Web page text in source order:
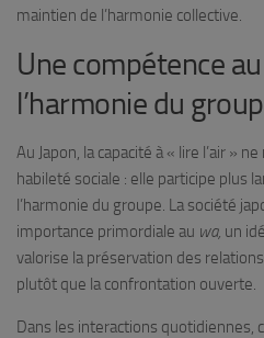
maintien de l’harmonie collective.
Une compétence
l’harmonie du
Au Japon, la capacité à « lire l’air »
habileté sociale : elle participe plus
l’harmonie du groupe. La société
importance primordiale au wa, un
valorise la préservation des
plutôt que la confrontation ouverte.
Dans les interactions quotidiennes,